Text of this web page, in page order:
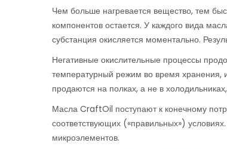
Чем больше нагревается вещество, тем
компонентов остается. У каждого вида
субстанция окисляется моментально.
Негативные окислительные процессы
температурный режим во время хранения,
продаются на полках, а не в
Масла CraftOil поступают к конечному
соответствующих («правильных»)
микроэлементов.